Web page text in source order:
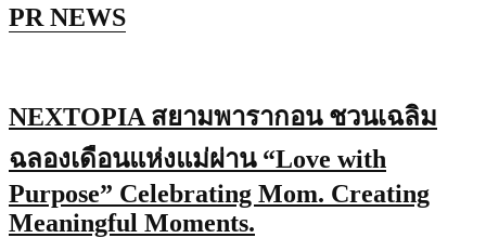
PR NEWS
NEXTOPIA สยามพารากอน ชวนเฉลิม
ฉลองเดือนแห่งแม่ผ่าน “Love with
Purpose” Celebrating Mom. Creating
Meaningful Moments.